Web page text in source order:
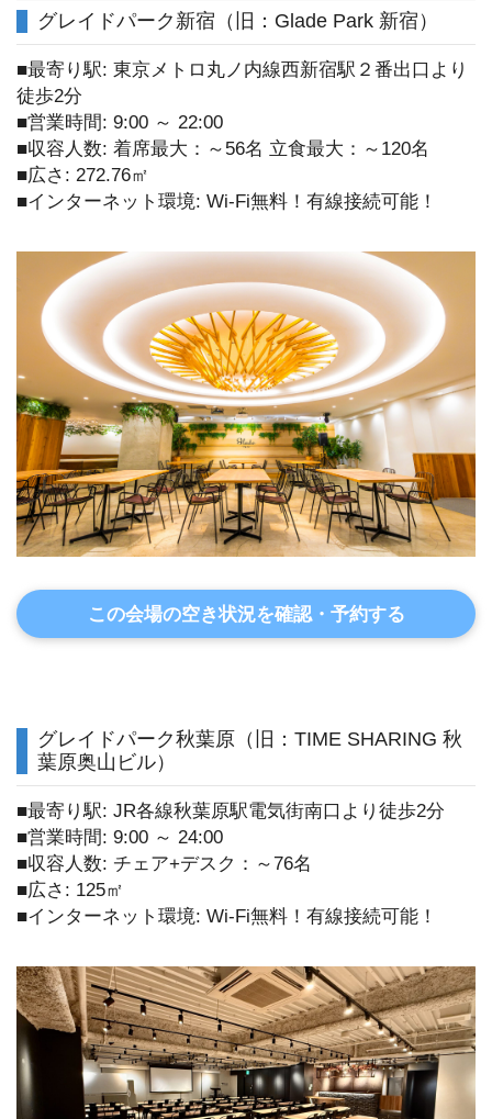
グレイドパーク新宿（旧：Glade Park 新宿）
■最寄り駅: 東京メトロ丸ノ内線西新宿駅２番出口より
徒歩2分
■営業時間: 9:00 ～ 22:00
■収容人数: 着席最大：～56名 立食最大：～120名
■広さ: 272.76㎡
■インターネット環境: Wi-Fi無料！有線接続可能！
この会場の空き状況を確認・予約する
グレイドパーク秋葉原（旧：TIME SHARING 秋
葉原奥山ビル）
■最寄り駅: JR各線秋葉原駅電気街南口より徒歩2分
■営業時間: 9:00 ～ 24:00
■収容人数: チェア+デスク：～76名
■広さ: 125㎡
■インターネット環境: Wi-Fi無料！有線接続可能！